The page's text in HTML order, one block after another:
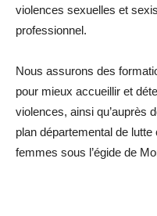
violences sexuelles et
professionnel.
Nous assurons des
pour mieux accueillir et
violences, ainsi qu’auprès
plan départemental de
femmes sous l’égide de